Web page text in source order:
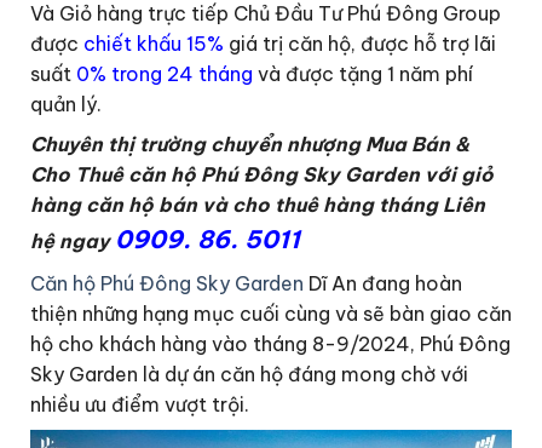
Và Giỏ hàng trực tiếp Chủ Đầu Tư Phú Đông Group
được chiết khấu 15% giá trị căn hộ, được hỗ trợ lãi
suất 0% trong 24 tháng và được tặng 1 năm phí
quản lý.
Chuyên thị trường chuyển nhượng Mua Bán &
Cho Thuê căn hộ Phú Đông Sky Garden với giỏ
hàng căn hộ bán và cho thuê hàng tháng Liên
hệ ngay 0909. 86. 5011
Căn hộ Phú Đông Sky Garden Dĩ An đang hoàn
thiện những hạng mục cuối cùng và sẽ bàn giao căn
hộ cho khách hàng vào tháng 8-9/2024, Phú Đông
Sky Garden là dự án căn hộ đáng mong chờ với
nhiều ưu điểm vượt trội.